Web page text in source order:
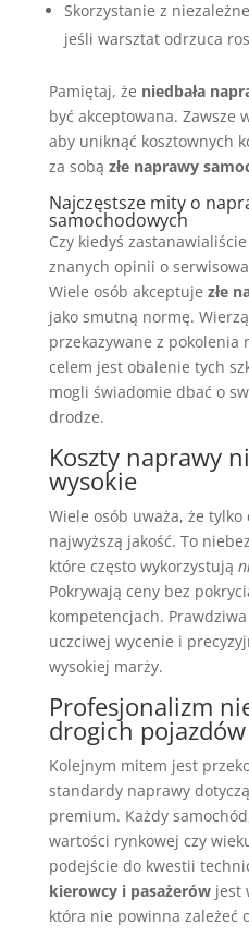
Skorzystanie z
jeśli warsztat odrzuca
Pamiętaj, że niedbała
być akceptowana. Zawsze
aby uniknąć kosztownych
za sobą złe naprawy
Najczęstsze mity o
samochodowych
Czy kiedyś
znanych opinii o
Wiele osób akceptuje złe
jako smutną normę.
przekazywane z pokolenia
celem jest obalenie tych
mogli świadomie dbać o
drodze.
Koszty naprawy
wysokie
Wiele osób uważa, że
najwyższą jakość. To
które często wykorzystują
Pokrywają ceny bez
kompetencjach.
uczciwej wycenie i
wysokiej marży.
Profesjonalizm
drogich pojazdów
Kolejnym mitem jest
standardy naprawy
premium. Każdy
wartości rynkowej czy
podejście do kwestii
kierowcy i pasażerówjest
która nie powinna zależeć